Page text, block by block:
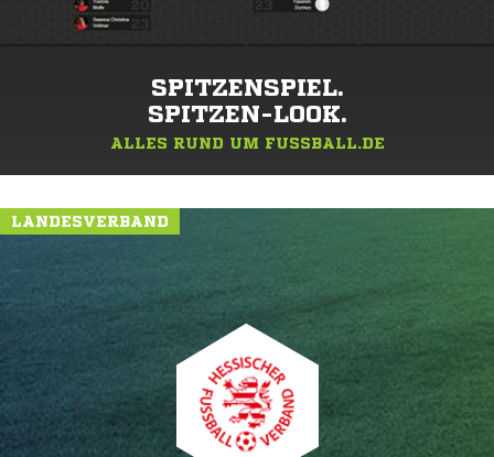
SPITZENSPIEL.
SPITZEN-LOOK.
ALLES RUND UM FUSSBALL.DE
LANDESVERBAND